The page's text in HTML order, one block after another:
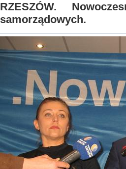
RZESZÓW.
samorządowych.